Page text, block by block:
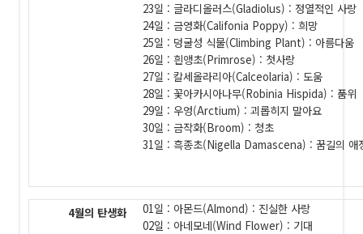
23일 : 글라디올러스(Gladiolus) : 정열적인 사랑
24일 : 금영화(Califonia Poppy) : 희망
25일 : 덩굴성 식물(Climbing Plant) : 아름다움
26일 : 흰앵초(Primrose) : 첫사랑
27일 : 칼세올라리아(Calceolaria) : 도움
28일 : 꽃아카시아나무(Robinia Hispida) : 품위
29일 : 우엉(Arctium) : 괴롭히지 말아요
30일 : 금작화(Broom) : 청초
31일 : 흑종초(Nigella Damascena) : 꿈길의 애
4월의 탄생화
01일 : 아몬드(Almond) : 진실한 사랑
02일 : 아네모네(Wind Flower) : 기대